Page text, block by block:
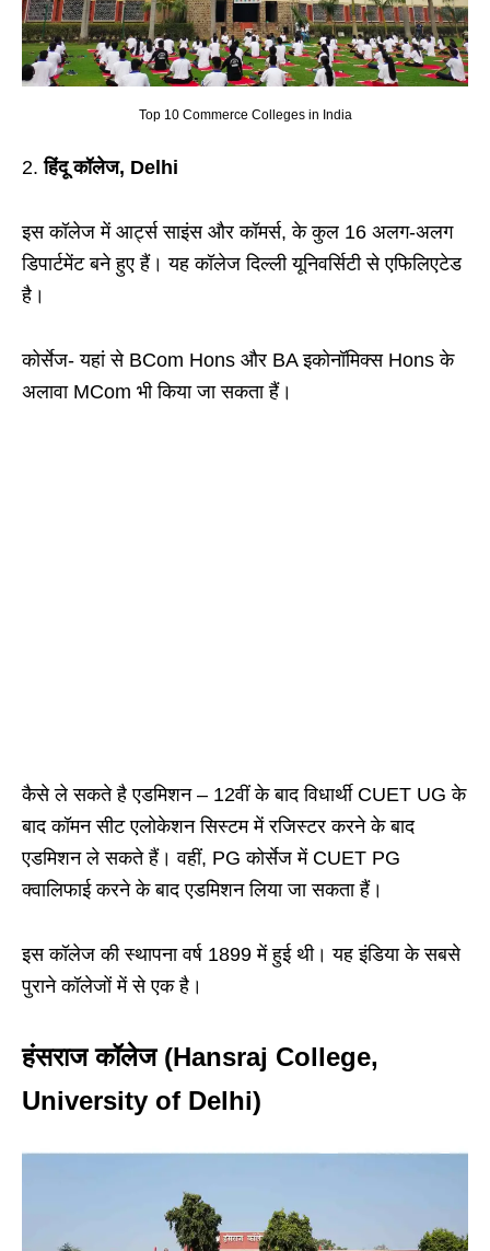
Top 10 Commerce Colleges in India
हिंदू कॉलेज, Delhi
इस कॉलेज में आर्ट्स साइंस और कॉमर्स, के कुल 16 अलग-अलग
डिपार्टमेंट बने हुए हैं। यह कॉलेज दिल्ली यूनिवर्सिटी से एफिलिएटेड
है।
कोर्सेज- यहां से BCom Hons और BA इकोनॉमिक्स Hons के
अलावा MCom भी किया जा सकता हैं।
कैसे ले सकते है एडमिशन – 12वीं के बाद विधार्थी CUET UG के
बाद कॉमन सीट एलोकेशन सिस्टम में रजिस्टर करने के बाद
एडमिशन ले सकते हैं। वहीं, PG कोर्सेज में CUET PG
क्वालिफाई करने के बाद एडमिशन लिया जा सकता हैं।
इस कॉलेज की स्थापना वर्ष 1899 में हुई थी। यह इंडिया के सबसे
पुराने कॉलेजों में से एक है।
हंसराज कॉलेज (Hansraj College,
University of Delhi)